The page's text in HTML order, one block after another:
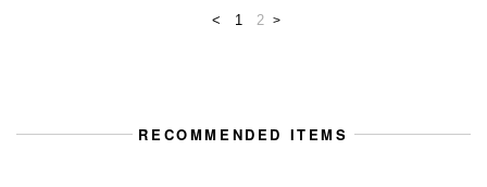
< 1 2 >
RECOMMENDED ITEMS